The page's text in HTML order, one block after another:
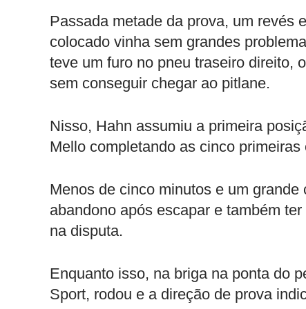
Passada metade da prova, um revés
colocado vinha sem grandes
teve um furo no pneu traseiro direito,
sem conseguir chegar ao pitlane.
Nisso, Hahn assumiu a primeira
Mello completando as cinco primeiras
Menos de cinco minutos e um
abandono após escapar e também
na disputa.
Enquanto isso, na briga na ponta do
Sport, rodou e a direção de prova